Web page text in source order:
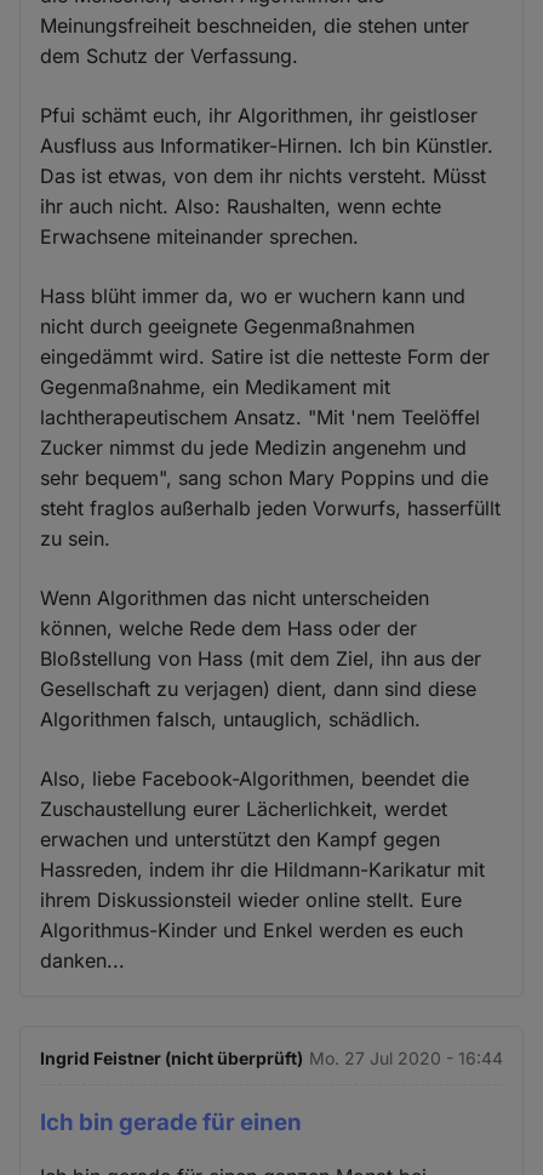
Meinungsfreiheit beschneiden, die stehen unter
dem Schutz der Verfassung.
Pfui schämt euch, ihr Algorithmen, ihr geistloser
Ausfluss aus Informatiker-Hirnen. Ich bin Künstler.
Das ist etwas, von dem ihr nichts versteht. Müsst
ihr auch nicht. Also: Raushalten, wenn echte
Erwachsene miteinander sprechen.
Hass blüht immer da, wo er wuchern kann und
nicht durch geeignete Gegenmaßnahmen
eingedämmt wird. Satire ist die netteste Form der
Gegenmaßnahme, ein Medikament mit
lachtherapeutischem Ansatz. "Mit 'nem Teelöffel
Zucker nimmst du jede Medizin angenehm und
sehr bequem", sang schon Mary Poppins und die
steht fraglos außerhalb jeden Vorwurfs, hasserfüllt
zu sein.
Wenn Algorithmen das nicht unterscheiden
können, welche Rede dem Hass oder der
Bloßstellung von Hass (mit dem Ziel, ihn aus der
Gesellschaft zu verjagen) dient, dann sind diese
Algorithmen falsch, untauglich, schädlich.
Also, liebe Facebook-Algorithmen, beendet die
Zuschaustellung eurer Lächerlichkeit, werdet
erwachen und unterstützt den Kampf gegen
Hassreden, indem ihr die Hildmann-Karikatur mit
ihrem Diskussionsteil wieder online stellt. Eure
Algorithmus-Kinder und Enkel werden es euch
danken...
Ingrid Feistner (nicht überprüft) Mo. 27 Jul 2020 - 16:44
Ich bin gerade für einen